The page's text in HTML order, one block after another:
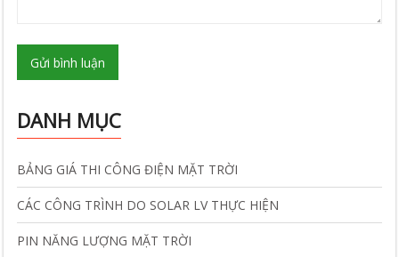
Gửi bình luận
DANH MỤC
BẢNG GIÁ THI CÔNG ĐIỆN MẶT TRỜI
CÁC CÔNG TRÌNH DO SOLAR LV THỰC HIỆN
PIN NĂNG LƯỢNG MẶT TRỜI